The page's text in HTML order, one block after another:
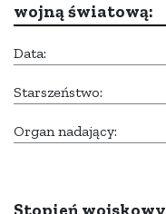
wojną światową:
Data:
Starszeństwo:
Organ nadający: